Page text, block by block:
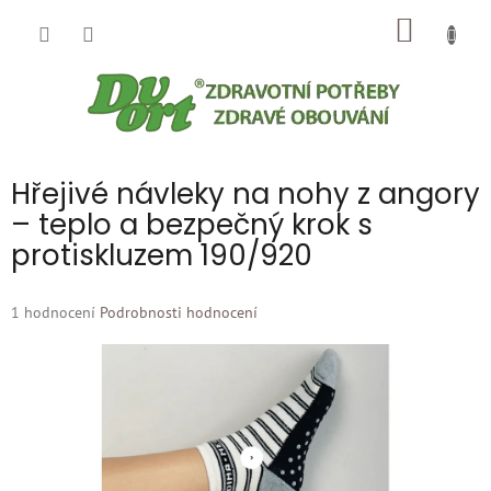
Hřejivé návleky na nohy z angory
– teplo a bezpečný krok s
protiskluzem 190/920
Průměrné
1 hodnocení Podrobnosti hodnocení